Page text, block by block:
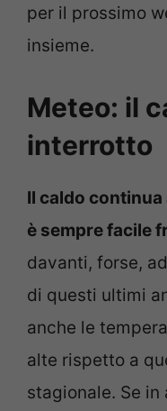
per il prossimo
insieme.
Meteo: il
interrotto
Il caldo continua
è sempre facile
davanti, forse,
di questi ultimi
anche le
alte rispetto a
stagionale. Se in